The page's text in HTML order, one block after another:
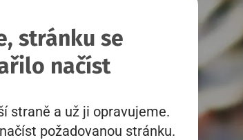
stránku se
načíst
straně a už ji opravujeme.
požadovanou stránku.